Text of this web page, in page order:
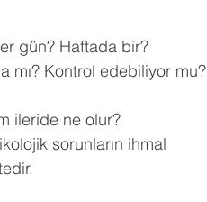
gün? Haftada bir?
mı? Kontrol edebiliyor mu?
ileride ne olur?
sorunların ihmal